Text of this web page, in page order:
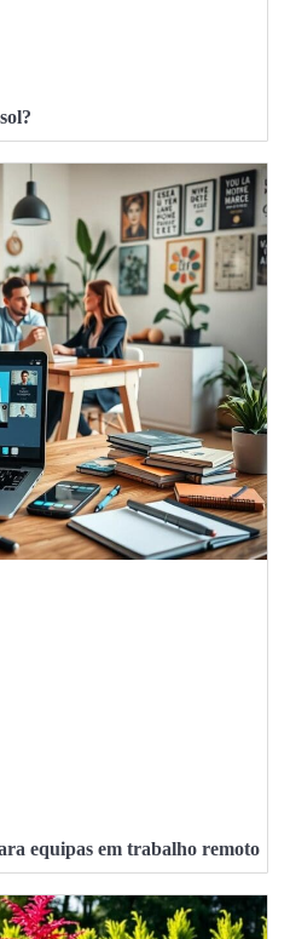
equipas em trabalho remoto